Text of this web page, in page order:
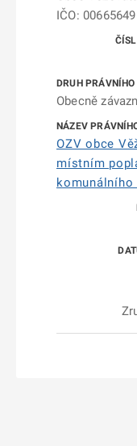
IČO: 00665649
Obecně
OZV obce
místním
komunálního